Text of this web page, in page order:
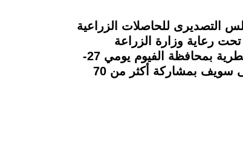
التصديرى للحاصلات الزراعية
رعاية وزارة الزراعة
واستصلاح الأراضى من قبل الوكالة الألمانية للتعاون الدولي افتتاح المهرجان الأول للنباتات الطبية والعطرية بمحافظة الفيوم يومي 27-
28أكتوبر 2022، بحضور السيد الدكتور أحمد الأنصاري محافظ الفيوم، و الدكتور محمد هانى محافظ بنى سويف بمشاركة أكثر من 70